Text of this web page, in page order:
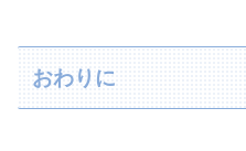
おわりに